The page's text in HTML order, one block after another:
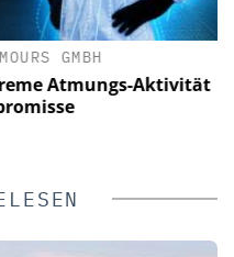
GMBH
Atmungs-Aktivität